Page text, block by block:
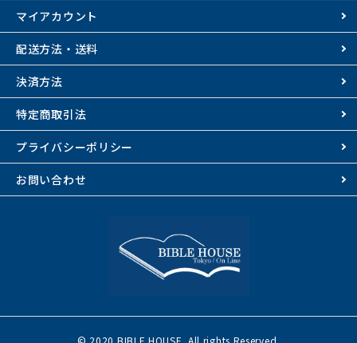
マイアカウント
配送方法・送料
決済方法
特定商取引法
プライバシーポリシー
お問い合わせ
© 2020 BIBLE HOUSE. All rights Reserved.